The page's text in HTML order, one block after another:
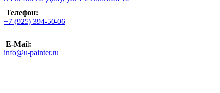
Телефон:
+7 (925) 394-50-06
E-Mail:
info@u-painter.ru